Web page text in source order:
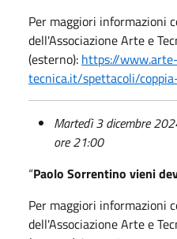
Per maggiori informazioni
dell'Associazione Arte e
(esterno): https://
tecnica.it/spettacoli/
Martedì 3 dicembre
ore 21:00
“Paolo Sorrentino vieni
Per maggiori informazioni
dell'Associazione Arte e